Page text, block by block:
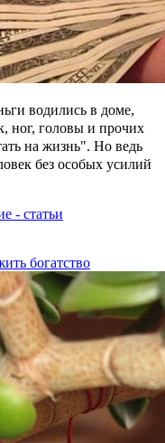
водились в доме,
ног, головы и прочих
на жизнь". Но ведь
без особых усилий
- статьи
богатство